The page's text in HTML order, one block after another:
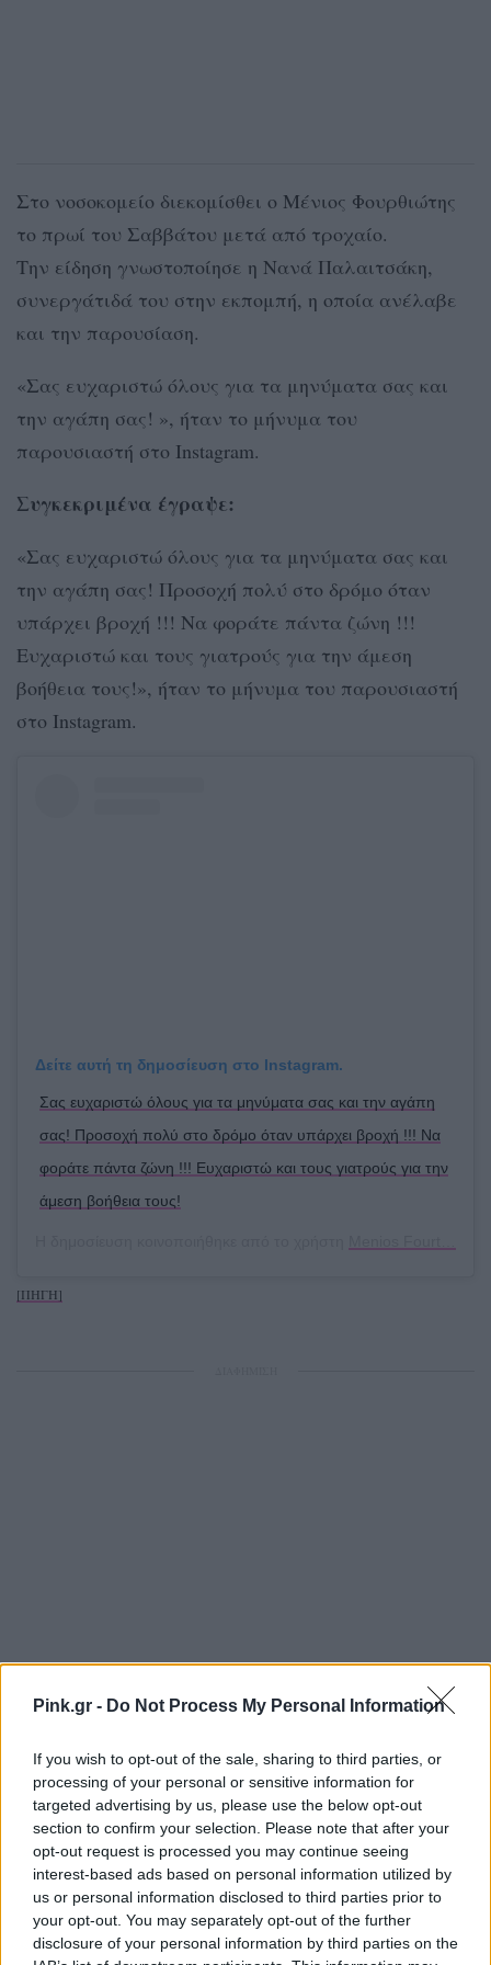
Pink.gr - Do Not Process My Personal Information
If you wish to opt-out of the sale, sharing to third parties, or
processing of your personal or sensitive information for
targeted advertising by us, please use the below opt-out
section to confirm your selection. Please note that after your
opt-out request is processed you may continue seeing
interest-based ads based on personal information utilized by
us or personal information disclosed to third parties prior to
your opt-out. You may separately opt-out of the further
disclosure of your personal information by third parties on the
Στο νοσοκομείο διεκομίσθει ο Μένιος Φουρθιώτης
το πρωί του Σαββάτου μετά από τροχαίο.
Την είδηση γνωστοποίησε η Νανά Παλαιτσάκη,
συνεργάτιδά του στην εκπομπή, η οποία ανέλαβε
και την παρουσίαση.
«Σας ευχαριστώ όλους για τα μηνύματα σας και
την αγάπη σας! », ήταν το μήνυμα του
παρουσιαστή στο Instagram.
Συγκεκριμένα έγραψε:
«Σας ευχαριστώ όλους για τα μηνύματα σας και
την αγάπη σας! Προσοχή πολύ στο δρόμο όταν
υπάρχει βροχή !!! Να φοράτε πάντα ζώνη !!!
Ευχαριστώ και τους γιατρούς για την άμεση
βοήθεια τους!», ήταν το μήνυμα του παρουσιαστή
στο Instagram.
Δείτε αυτή τη δημοσίευση στο Instagram.
Σας ευχαριστώ όλους για τα μηνύματα σας και την αγάπη
σας! Προσοχή πολύ στο δρόμο όταν υπάρχει βροχή !!! Να
φοράτε πάντα ζώνη !!! Ευχαριστώ και τους γιατρούς για την
άμεση βοήθεια τους!
[ΠΗΓΗ]
Ακολουθήστε το Pink.gr στοGoogle Newsκαι
μάθετε πρώτοι τα πιο hot νέα.